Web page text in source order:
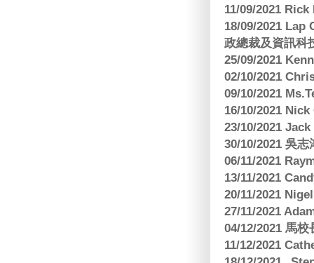
11/09/2021
18/09/2021
政總裁及資訊科
25/09/2021
02/10/2021
09/10/2021
16/10/2021
23/10/2021
30/10/2021 吳
06/11/2021
13/11/2021
20/11/2021
27/11/2021
04/12/2021 馬
11/12/2021